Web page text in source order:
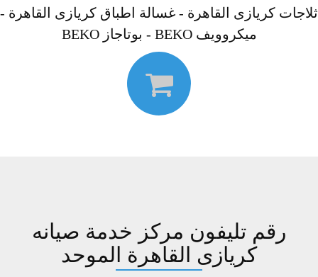
ثلاجات كريازى القاهرة - غسالة اطباق كريازى القاهرة -
ميكروويف BEKO - بوتاجاز BEKO
رقم تليفون مركز خدمة صيانه
كريازى القاهرة الموحد